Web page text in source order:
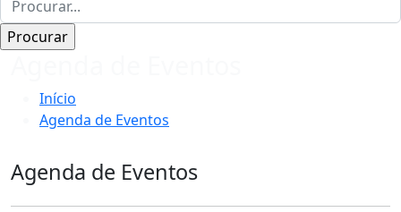
Início
Agenda de Eventos
Agenda de Eventos